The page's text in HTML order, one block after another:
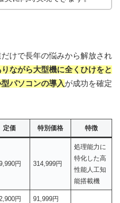
けで長年の悩みから解放され
ながら大型機に全くひけをと
パソコンの導入が成功を確定
定価 特別価格 特徴
円 314,999円
処理能力に
特化した高
性能人工知
能搭載機
円 91,999円